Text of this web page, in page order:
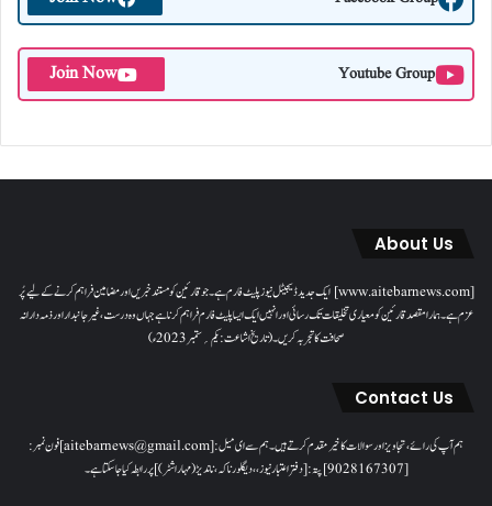
Youtube Group
Join Now
About Us
[www.aitebarnews.com] ایک جدید ڈیجیٹل نیوز پلیٹ فارم ہے۔ جو قارئین کو مستند خبریں اور مضامین فراہم کرنے کے لیے پُر
عزم ہے۔ ہمارا مقصدقارئین کو معیاری تخلیقات تک رسائی اور انہیں ایک ایسا پلیٹ فارم فراہم کرنا ہے جہاں وہ درست، غیر جانبدار اور ذمہ دارانہ
صحافت کا تجربہ کریں۔( تاریخ اشاعت : یکم؍ ستمبر 2023ء)
Contact Us
ہم آپ کی رائے، تجاویز اور سوالات کا خیرمقدم کرتے ہیں۔ ہم سےای میل: [aitebarnews@gmail.com]فون نمبر:
[9028167307]پتہ: [دفتر اعتبار نیوز، ، دیگلور ناکہ، ناندیڑ(مہاراشٹر) ] پر رابطہ کیا جاسکتا ہے۔